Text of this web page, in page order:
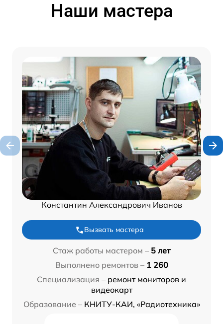
Наши мастера
Константин Александрович Иванов
Вызвать мастера
Стаж работы мастером – 5 лет
Выполнено ремонтов – 1 260
Специализация – ремонт мониторов и
видеокарт
Образование – КНИТУ-КАИ, «Радиотехника»